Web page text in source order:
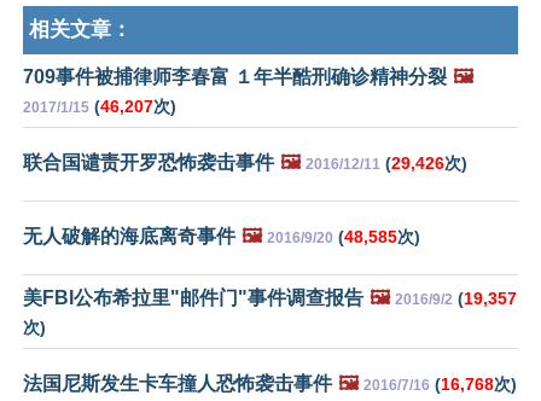
相关文章：
709事件被捕律师李春富 １年半酷刑确诊精神分裂 🖼️
2017/1/15 (46,207次)
联合国谴责开罗恐怖袭击事件 🖼️ 2016/12/11 (29,426次)
无人破解的海底离奇事件 🖼️ 2016/9/20 (48,585次)
美FBI公布希拉里"邮件门"事件调查报告 🖼️ 2016/9/2 (19,357
次)
法国尼斯发生卡车撞人恐怖袭击事件 🖼️ 2016/7/16 (16,768次)